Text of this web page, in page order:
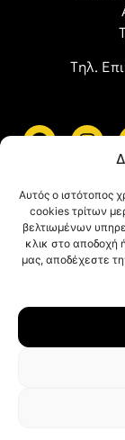
Αυτός ο ιστότοπος
cookies τρίτων
βελτιωμένων
κλικ στο αποδοχή
μας, αποδέχεστε
Tηλ.
© ΑΡΗΣ Α.Σ. All